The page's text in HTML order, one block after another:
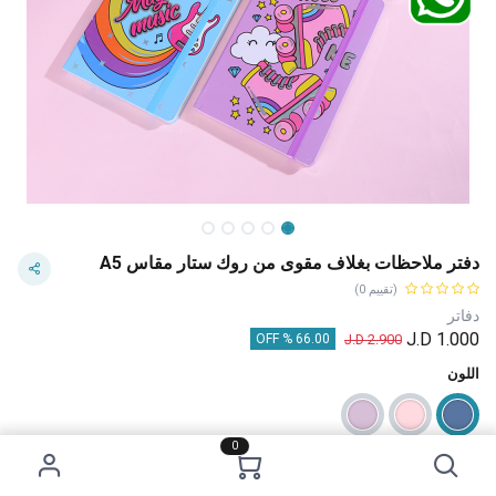
0
دفتر ملاحظات بغلاف مقوى من روك ستار مقاس A5
(تقييم 0)
دفاتر
1.000
2.900
J.D
66.00 % OFF
اللون